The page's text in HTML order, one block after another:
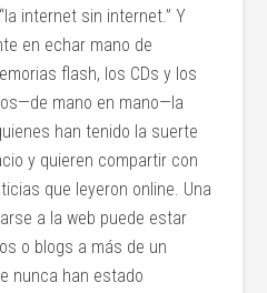
internet sin internet.” Y
en echar mano de
flash, los CDs y los
mano en mano—la
han tenido la suerte
y quieren compartir con
que leyeron online. Una
a la web puede estar
o blogs a más de un
nunca han estado